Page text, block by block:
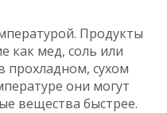
Продукты
как мед, соль или
прохладном, сухом
они могут
вещества быстрее.